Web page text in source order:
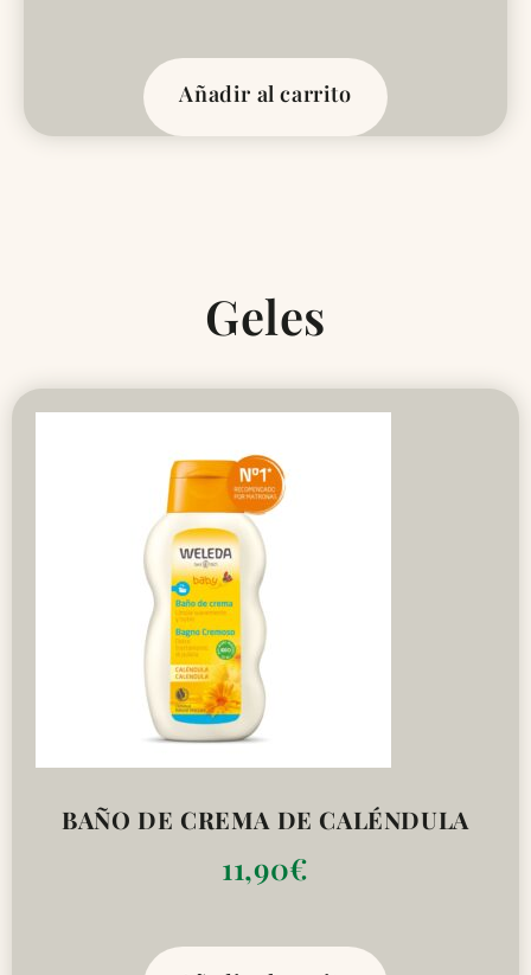
Añadir al carrito
Geles
BAÑO DE CREMA DE CALÉNDULA
11,90€